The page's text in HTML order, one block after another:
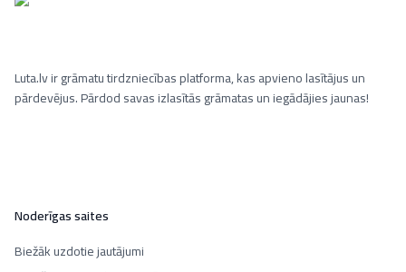
Luta.lv ir grāmatu tirdzniecības platforma, kas apvieno lasītājus un
pārdevējus. Pārdod savas izlasītās grāmatas un iegādājies jaunas!
Noderīgas saites
Biežāk uzdotie jautājumi